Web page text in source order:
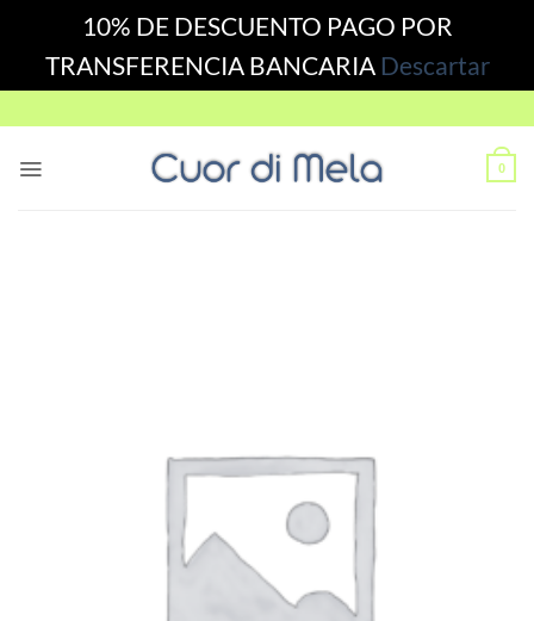
10% DE DESCUENTO PAGO POR
TRANSFERENCIA BANCARIA Descartar
to
0